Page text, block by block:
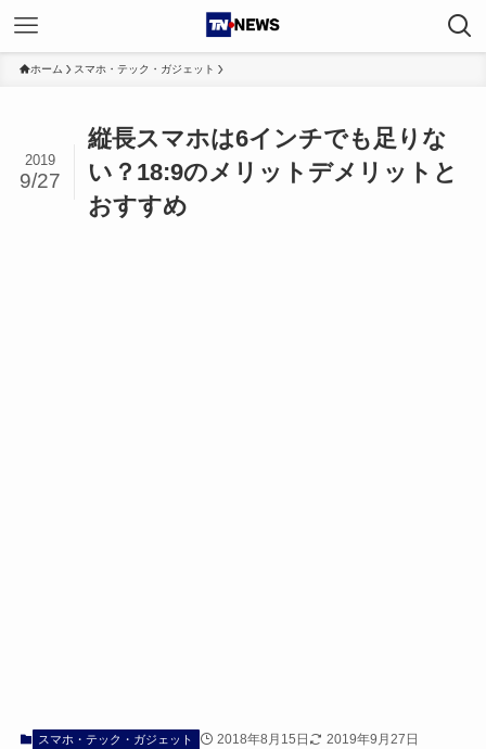
ホーム スマホ・テック・ガジェット
縦長スマホは6インチでも足りな
い？18:9のメリットデメリットと
おすすめ
2019
9/27
スマホ・テック・ガジェット 2018年8月15日 2019年9月27日